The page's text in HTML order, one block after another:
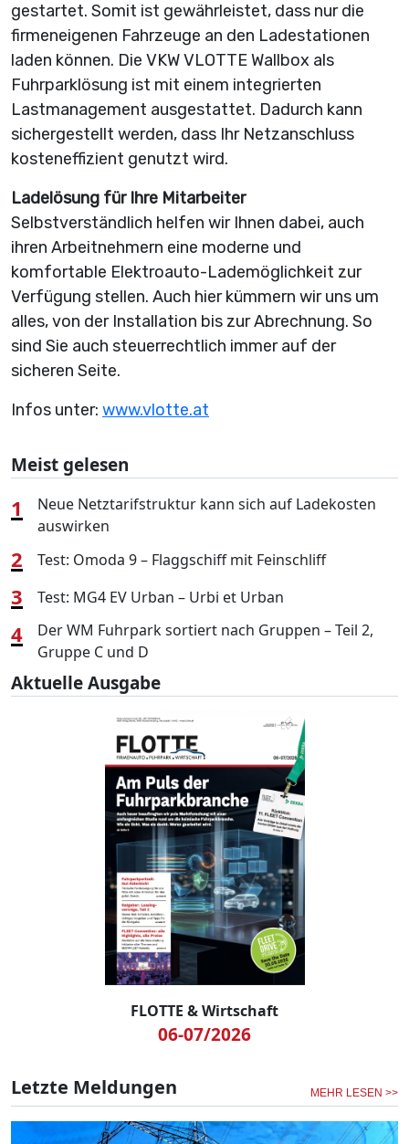
gestartet. Somit ist gewährleistet, dass nur die
firmeneigenen Fahrzeuge an den Ladestationen
laden können. Die VKW VLOTTE Wallbox als
Fuhrparklösung ist mit einem integrierten
Lastmanagement ausgestattet. Dadurch kann
sichergestellt werden, dass Ihr Netzanschluss
kosteneffizient genutzt wird.
Ladelösung für Ihre Mitarbeiter
Selbstverständlich helfen wir Ihnen dabei, auch
ihren Arbeitnehmern eine moderne und
komfortable Elektroauto-Lademöglichkeit zur
Verfügung stellen. Auch hier kümmern wir uns um
alles, von der Installation bis zur Abrechnung. So
sind Sie auch steuerrechtlich immer auf der
sicheren Seite.
Infos unter: www.vlotte.at
Meist gelesen
1
Neue Netztarifstruktur kann sich auf Ladekosten
auswirken
2 Test: Omoda 9 – Flaggschiff mit Feinschliff
3 Test: MG4 EV Urban – Urbi et Urban
4
Der WM Fuhrpark sortiert nach Gruppen – Teil 2,
Gruppe C und D
Aktuelle Ausgabe
FLOTTE & Wirtschaft
06-07/2026
Letzte Meldungen MEHR LESEN >>